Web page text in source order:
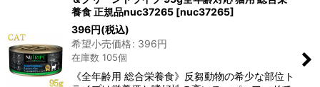
養食 正規品nuc37265 [nuc37265]
396円(税込)
希望小売価格: 396円
在庫数 105個
《全年齢用 総合栄養食》反芻動物の希少な部位ト